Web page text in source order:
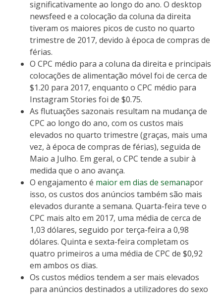
significativamente ao longo do ano. O desktop
newsfeed e a colocação da coluna da direita
tiveram os maiores picos de custo no quarto
trimestre de 2017, devido à época de compras de
férias.
O CPC médio para a coluna da direita e principais
colocações de alimentação móvel foi de cerca de
$1.20 para 2017, enquanto o CPC médio para
Instagram Stories foi de $0.75.
As flutuações sazonais resultam na mudança de
CPC ao longo do ano, com os custos mais
elevados no quarto trimestre (graças, mais uma
vez, à época de compras de férias), seguida de
Maio a Julho. Em geral, o CPC tende a subir à
medida que o ano avança.
O engajamento é maior em dias de semanapor
isso, os custos dos anúncios também são mais
elevados durante a semana. Quarta-feira teve o
CPC mais alto em 2017, uma média de cerca de
1,03 dólares, seguido por terça-feira a 0,98
dólares. Quinta e sexta-feira completam os
quatro primeiros a uma média de CPC de $0,92
em ambos os dias.
Os custos médios tendem a ser mais elevados
para anúncios destinados a utilizadores do sexo